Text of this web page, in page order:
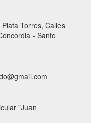
Torres, Calles
- Santo
"Juan